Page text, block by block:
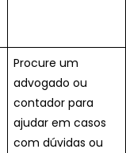
Procure um
advogado ou
contador para
ajudar em casos
com dúvidas ou